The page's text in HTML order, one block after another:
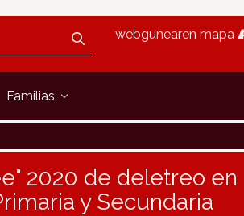
webgunearen mapa
Familias
2020 de deletreo en
y Secundaria